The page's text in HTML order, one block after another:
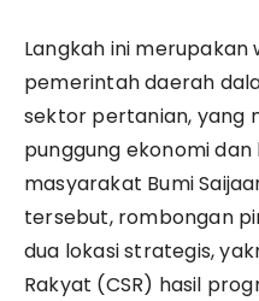
Langkah ini merupakan
pemerintah daerah
sektor pertanian, yang
punggung ekonomi
masyarakat Bumi
tersebut, rombongan
dua lokasi strategis,
Rakyat (CSR) hasil